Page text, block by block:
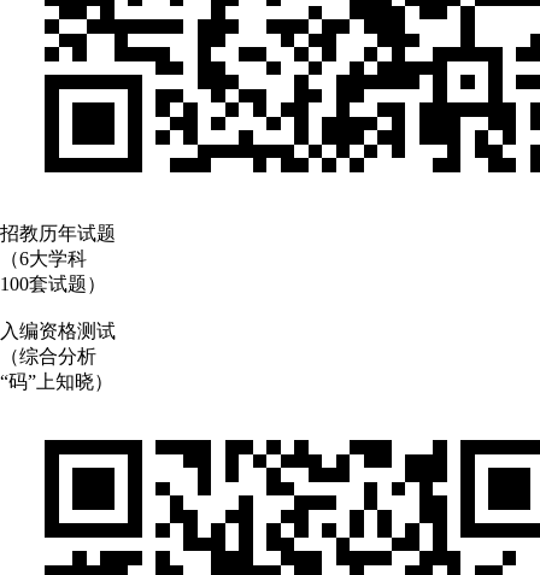
招教历年试题
（6大学科
100套试题）
入编资格测试
（综合分析
“码”上知晓）